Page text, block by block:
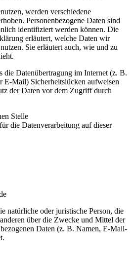
werden verschiedene
Personenbezogene Daten sind
identifiziert werden können. Die
erläutert, welche Daten wir
Sie erläutert auch, wie und zu
die Datenübertragung im Internet (z. B.
E-Mail) Sicherheitslücken aufweisen
der Daten vor dem Zugriff durch
Stelle
die Datenverarbeitung auf dieser
natürliche oder juristische Person, die
über die Zwecke und Mittel der
Daten (z. B. Namen, E-Mail-